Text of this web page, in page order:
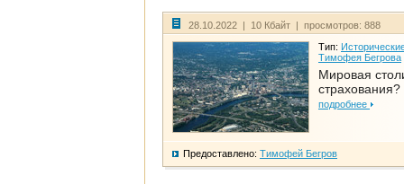
28.10.2022 | 10 Кбайт | просмотров: 888
Тип:
Тимофея Бегрова
Мировая
страхования?
подробнее
Предоставлено: Тимофей Бегров